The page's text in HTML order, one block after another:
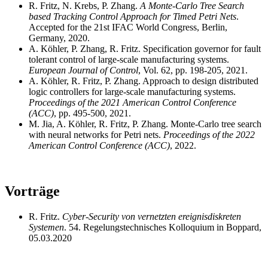
R. Fritz, N. Krebs, P. Zhang. A Monte-Carlo Tree Search
based Tracking Control Approach for Timed Petri Nets.
Accepted for the 21st IFAC World Congress, Berlin,
Germany, 2020.
A. Köhler, P. Zhang, R. Fritz. Specification governor for fault
tolerant control of large-scale manufacturing systems.
European Journal of Control, Vol. 62, pp. 198-205, 2021.
A. Köhler, R. Fritz, P. Zhang. Approach to design distributed
logic controllers for large-scale manufacturing systems.
Proceedings of the 2021 American Control Conference
(ACC), pp. 495-500, 2021.
M. Jia, A. Köhler, R. Fritz, P. Zhang. Monte-Carlo tree search
with neural networks for Petri nets. Proceedings of the 2022
American Control Conference (ACC), 2022.
Vorträge
R. Fritz. Cyber-Security von vernetzten ereignisdiskreten
Systemen. 54. Regelungstechnisches Kolloquium in Boppard,
05.03.2020